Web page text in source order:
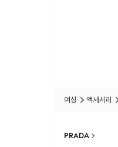
여성 액세서리
PRADA